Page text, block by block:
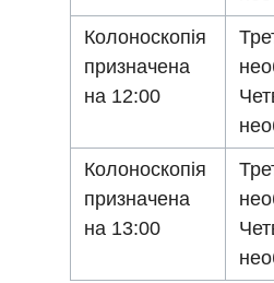
Колоноскопія
призначена
на 12:00
Колоноскопія
призначена
на 13:00